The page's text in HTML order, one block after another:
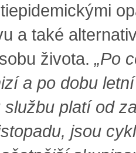
a také
života. „Po
a po dobu
platí od
jsou